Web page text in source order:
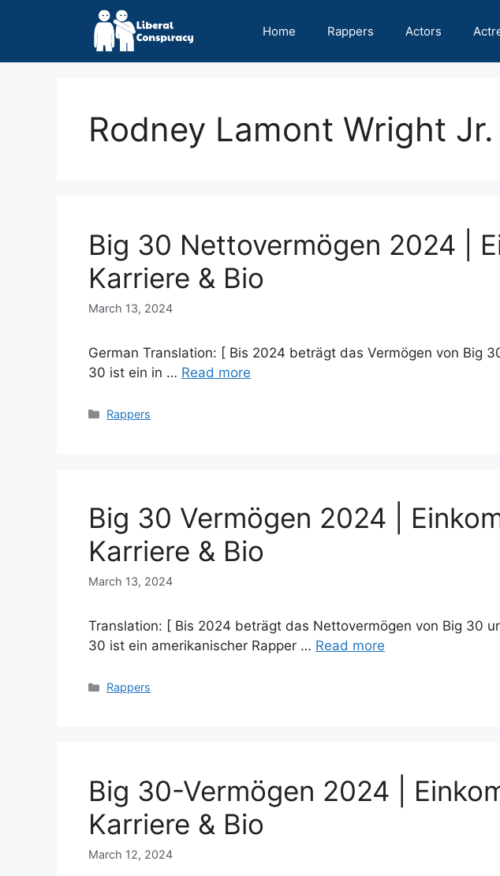
Home Rappers Actors
Rodney Lamont Wright Jr.
Big 30 Nettovermögen 2024 |
Karriere & Bio
March 13, 2024
German Translation: [ Bis 2024 beträgt das Vermögen von Big
30 ist ein in … Read more
Categories
Rappers
Big 30 Vermögen 2024 |
Karriere & Bio
March 13, 2024
Translation: [ Bis 2024 beträgt das Nettovermögen von Big 30
30 ist ein amerikanischer Rapper … Read more
Categories
Rappers
Big 30-Vermögen 2024 |
Karriere & Bio
March 12, 2024